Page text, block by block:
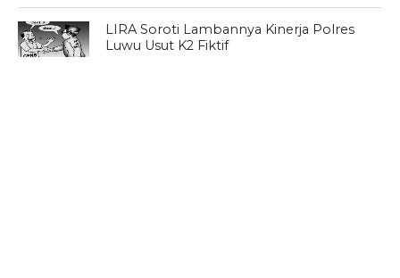
LIRA Soroti Lambannya Kinerja Polres
Luwu Usut K2 Fiktif